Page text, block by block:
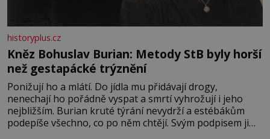
historyplus.cz
Kněz Bohuslav Burian: Metody StB byly horší
než gestapácké trýznění
Ponižují ho a mlátí. Do jídla mu přidávají drogy,
nenechají ho pořádně vyspat a smrtí vyhrožují i jeho
nejbližším. Burian kruté týrání nevydrží a estébákům
podepíše všechno, co po něm chtějí. Svým podpisem jim